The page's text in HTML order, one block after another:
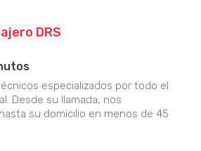
DRS
especializados por todo el
Desde su llamada, nos
su domicilio en menos de 45